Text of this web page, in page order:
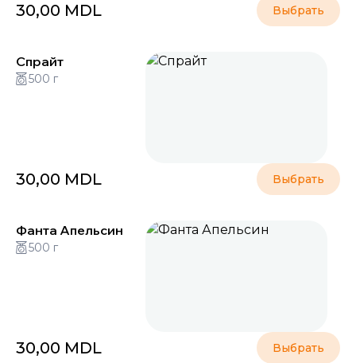
30,00 MDL Выбрать
Спрайт
500 г
30,00 MDL Выбрать
Фанта Апельсин
500 г
30,00 MDL Выбрать